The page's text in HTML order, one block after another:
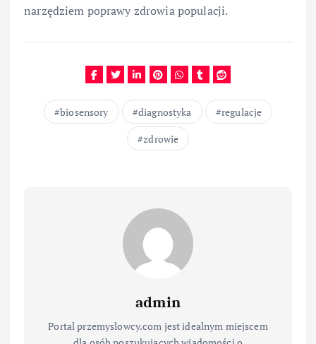
narzędziem poprawy zdrowia populacji.
biosensory diagnostyka
regulacje
zdrowie
admin
Portal przemyslowcy.com jest idealnym miejscem